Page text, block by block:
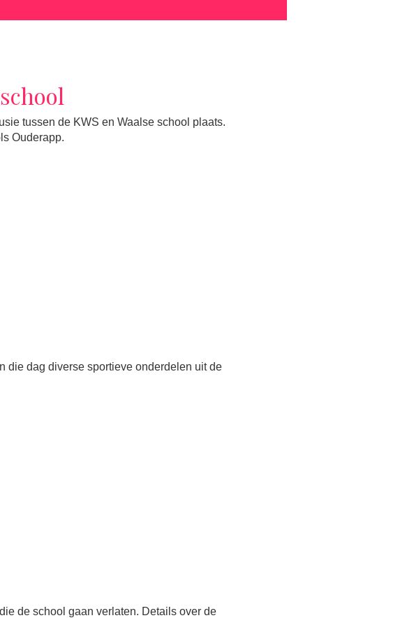
tussen de KWS en Waalse school plaats.
Ouderapp.
die dag diverse sportieve onderdelen uit de
de school gaan verlaten. Details over de